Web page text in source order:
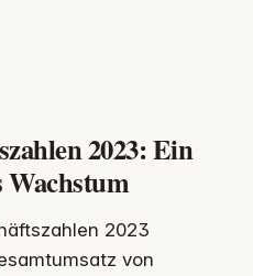
2023: Ein
Wachstum
2023
von